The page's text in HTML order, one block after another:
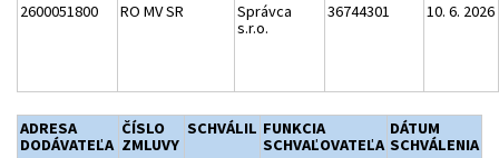
2600051800 RO MV SR
Správca
s.r.o.
36744301 10. 6. 2026
ADRESA
DODÁVATEĽA
ČÍSLO
ZMLUVY
SCHVÁLIL FUNKCIA
SCHVAĽOVATEĽA
DÁTUM
SCHVÁLENIA